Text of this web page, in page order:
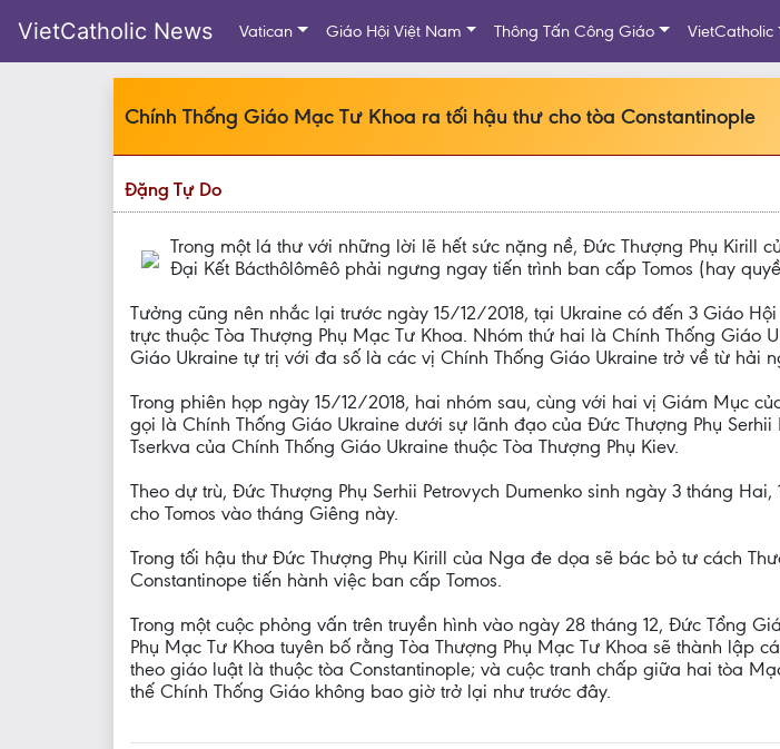
VietCatholic News Vatican Giáo Hội Việt Nam Thông Tấn Công Giáo VietCatholic
Chính Thống Giáo Mạc Tư Khoa ra tối hậu thư cho tòa Constantinople
Đặng Tự Do
Trong một lá thư với những lời lẽ hết sức nặng nề, Đức Thượng Phụ Kirill
Đại Kết Bácthôlômêô phải ngưng ngay tiến trình ban cấp Tomos (hay
Tưởng cũng nên nhắc lại trước ngày 15/12/2018, tại Ukraine có đến 3 Giáo
trực thuộc Tòa Thượng Phụ Mạc Tư Khoa. Nhóm thứ hai là Chính Thống Giáo
Giáo Ukraine tự trị với đa số là các vị Chính Thống Giáo Ukraine trở về từ hải
Trong phiên họp ngày 15/12/2018, hai nhóm sau, cùng với hai vị Giám Mục
gọi là Chính Thống Giáo Ukraine dưới sự lãnh đạo của Đức Thượng Phụ
Tserkva của Chính Thống Giáo Ukraine thuộc Tòa Thượng Phụ Kiev.
Theo dự trù, Đức Thượng Phụ Serhii Petrovych Dumenko sinh ngày 3 tháng
cho Tomos vào tháng Giêng này.
Trong tối hậu thư Đức Thượng Phụ Kirill của Nga đe dọa sẽ bác bỏ tư cách
Constantinope tiến hành việc ban cấp Tomos.
Trong một cuộc phỏng vấn trên truyền hình vào ngày 28 tháng 12, Đức Tổng
Phụ Mạc Tư Khoa tuyên bố rằng Tòa Thượng Phụ Mạc Tư Khoa sẽ thành
theo giáo luật là thuộc tòa Constantinople; và cuộc tranh chấp giữa hai tòa
thế Chính Thống Giáo không bao giờ trở lại như trước đây.